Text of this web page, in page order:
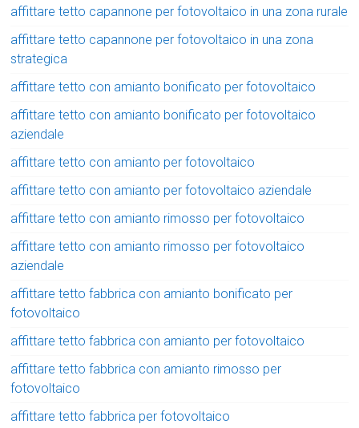
affittare tetto capannone per fotovoltaico in una zona rurale
affittare tetto capannone per fotovoltaico in una zona
strategica
affittare tetto con amianto bonificato per fotovoltaico
affittare tetto con amianto bonificato per fotovoltaico
aziendale
affittare tetto con amianto per fotovoltaico
affittare tetto con amianto per fotovoltaico aziendale
affittare tetto con amianto rimosso per fotovoltaico
affittare tetto con amianto rimosso per fotovoltaico
aziendale
affittare tetto fabbrica con amianto bonificato per
fotovoltaico
affittare tetto fabbrica con amianto per fotovoltaico
affittare tetto fabbrica con amianto rimosso per
fotovoltaico
affittare tetto fabbrica per fotovoltaico